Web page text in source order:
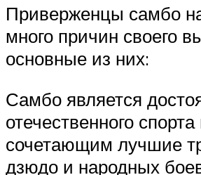
Приверженцы самбо
много причин своего
основные из них:
Самбо является
отечественного
сочетающим лучшие
дзюдо и народных